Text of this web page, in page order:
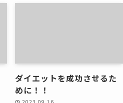
ダイエットを成功させるた
めに！！